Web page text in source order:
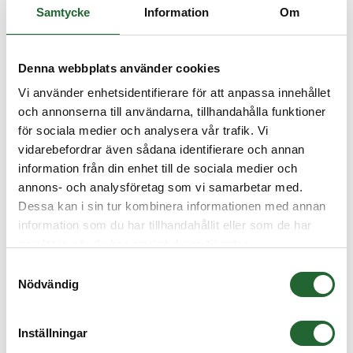
Samtycke Information Om
Denna webbplats använder cookies
Vi använder enhetsidentifierare för att anpassa innehållet
och annonserna till användarna, tillhandahålla funktioner
för sociala medier och analysera vår trafik. Vi
vidarebefordrar även sådana identifierare och annan
information från din enhet till de sociala medier och
annons- och analysföretag som vi samarbetar med.
Dessa kan i sin tur kombinera informationen med annan
information som du har tillhandahållit eller som de har
Nödvändig
Inställningar